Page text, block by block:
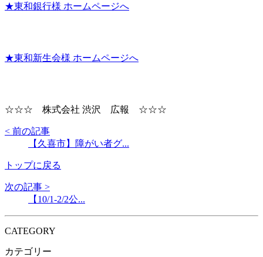
★東和銀行様 ホームページへ
★東和新生会様 ホームページへ
☆☆☆ 株式会社 渋沢 広報 ☆☆☆
< 前の記事
【久喜市】障がい者グ...
トップに戻る
次の記事 >
【10/1-2/2公...
CATEGORY
カテゴリー